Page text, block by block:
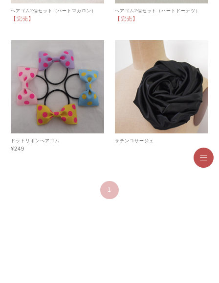
ヘアゴム2個セット（ハートマカロン）
【完売】
ヘアゴム2個セット（ハートドーナツ）
【完売】
ドットリボンヘアゴム
¥249
サテンコサージュ
1